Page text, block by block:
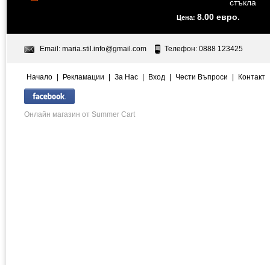
стъкла
Цена: 8.00 евро.
Email: maria.stil.info@gmail.com Телефон: 0888 123425
Начало | Рекламации | За Нас | Вход | Чести Въпроси | Контакт
Онлайн магазин от Summer Cart